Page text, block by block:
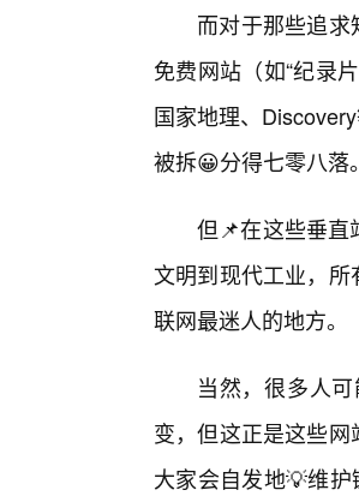
而对于那些追
免费网站（如“纪录
国家地理、
被拆😀分得七零八落。
但📌在这些垂直
文明到现代工业，
联网最迷人的地方。
当然，很多人
变，但这正是这些
大家会自发地💡维